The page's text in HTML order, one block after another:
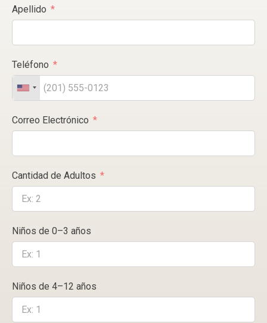
Apellido
Teléfono
Correo Electrónico
Cantidad de Adultos
Niños de 0–3 años
Niños de 4–12 años